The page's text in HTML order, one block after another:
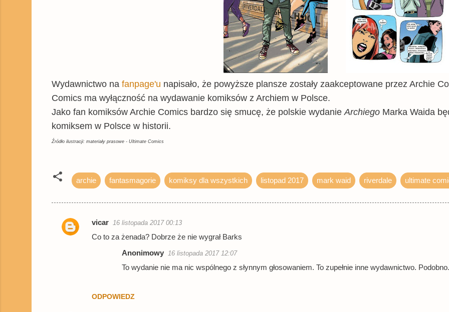
Wydawnictwo na fanpage'u napisało, że powyższe plansze zostały zaakceptowane przez Archie
Comics ma wyłączność na wydawanie komiksów z Archiem w Polsce.
Jako fan komiksów Archie Comics bardzo się smucę, że polskie wydanie Archiego Marka Waida
komiksem w Polsce w historii.
Źródło ilustracji: materiały prasowe - Ultimate Comics
archie fantasmagorie komiksy dla wszystkich listopad 2017 mark waid riverdale ultimate
K
vicar 16 listopada 2017 00:13
Co to za żenada? Dobrze że nie wygrał Barks
ODPOWIEDZ
Anonimowy 16 listopada 2017 12:07
To wydanie nie ma nic wspólnego z słynnym głosowaniem. To zupełnie inne wydawnictwo. Podobno.